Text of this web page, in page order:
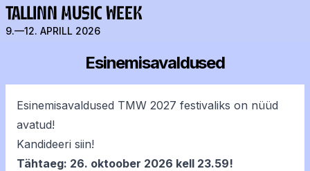
TALLINN MUSIC WEEK
9.—12. APRILL 2026
Esinemisavaldused
Esinemisavaldused TMW 2027 festivaliks on nüüd
avatud!
Kandideeri siin!
Tähtaeg: 26. oktoober 2026 kell 23.59!